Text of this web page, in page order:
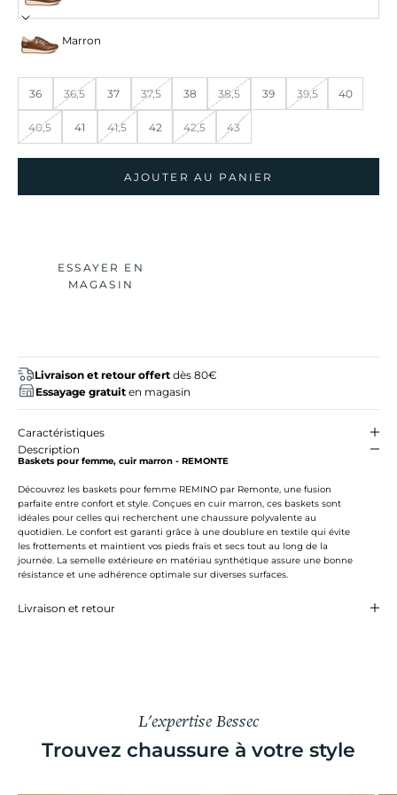
Marron
36 36,5 37 37,5 38 38,5 39 39,5 40
40,5 41 41,5 42 42,5 43
AJOUTER AU PANIER
ESSAYER EN
MAGASIN
Livraison et retour offert dès 80€
Essayage gratuit en magasin
Caractéristiques
Description
Baskets pour femme, cuir marron - REMONTE
Découvrez les baskets pour femme REMINO par Remonte, une fusion
parfaite entre confort et style. Conçues en cuir marron, ces baskets sont
idéales pour celles qui recherchent une chaussure polyvalente au
quotidien. Le confort est garanti grâce à une doublure en textile qui évite
les frottements et maintient vos pieds frais et secs tout au long de la
journée. La semelle extérieure en matériau synthétique assure une bonne
résistance et une adhérence optimale sur diverses surfaces.
Livraison et retour
L'expertise Bessec
Trouvez chaussure à votre style